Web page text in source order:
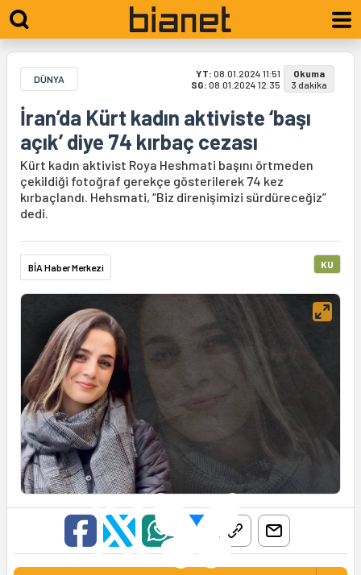
DÜNYA YT: 08.01.2024 11:51
SG: 08.01.2024 12:35
Okuma
3 dakika
İran’da Kürt kadın aktiviste ‘başı
açık’ diye 74 kırbaç cezası
Kürt kadın aktivist Roya Heshmati başını örtmeden
çekildiği fotoğraf gerekçe gösterilerek 74 kez
kırbaçlandı. Hehsmati, “Biz direnişimizi sürdüreceğiz”
dedi.
BİA Haber Merkezi KU